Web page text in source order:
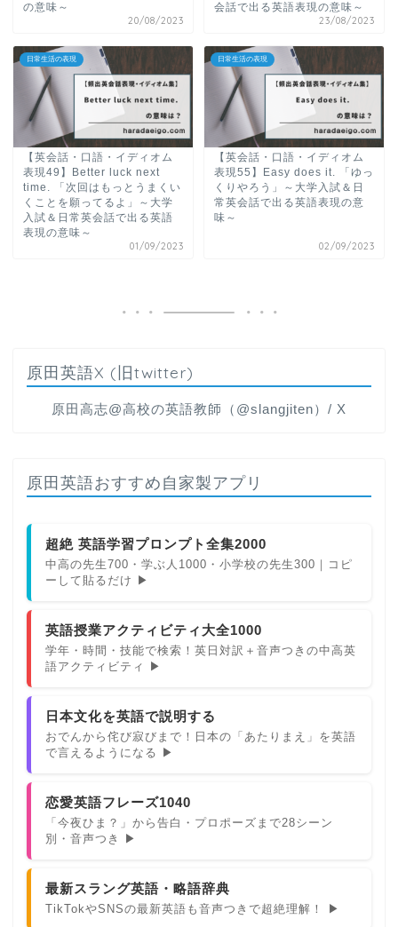
の意味～
20/08/2023
会話で出る英語表現の意味～
23/08/2023
日常生活の表現
【英会話・口語・イディオム
表現49】Better luck next
time. 「次回はもっとうまくい
くことを願ってるよ」～大学
入試＆日常英会話で出る英語
表現の意味～
01/09/2023
日常生活の表現
【英会話・口語・イディオム
表現55】Easy does it. 「ゆっ
くりやろう」～大学入試＆日
常英会話で出る英語表現の意
味～
02/09/2023
原田英語X (旧twitter)
原田高志@高校の英語教師（@slangjiten）/ X
原田英語おすすめ自家製アプリ
超絶 英語学習プロンプト全集2000
中高の先生700・学ぶ人1000・小学校の先生300｜コピ
ーして貼るだけ ▶
英語授業アクティビティ大全1000
学年・時間・技能で検索！英日対訳＋音声つきの中高英
語アクティビティ ▶
日本文化を英語で説明する
おでんから侘び寂びまで！日本の「あたりまえ」を英語
で言えるようになる ▶
恋愛英語フレーズ1040
「今夜ひま？」から告白・プロポーズまで28シーン
別・音声つき ▶
最新スラング英語・略語辞典
TikTokやSNSの最新英語も音声つきで超絶理解！ ▶